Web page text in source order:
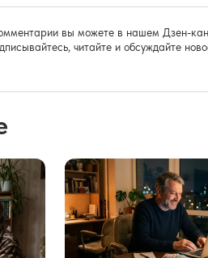
вы можете в нашем Дзен-
читайте и обсуждайте